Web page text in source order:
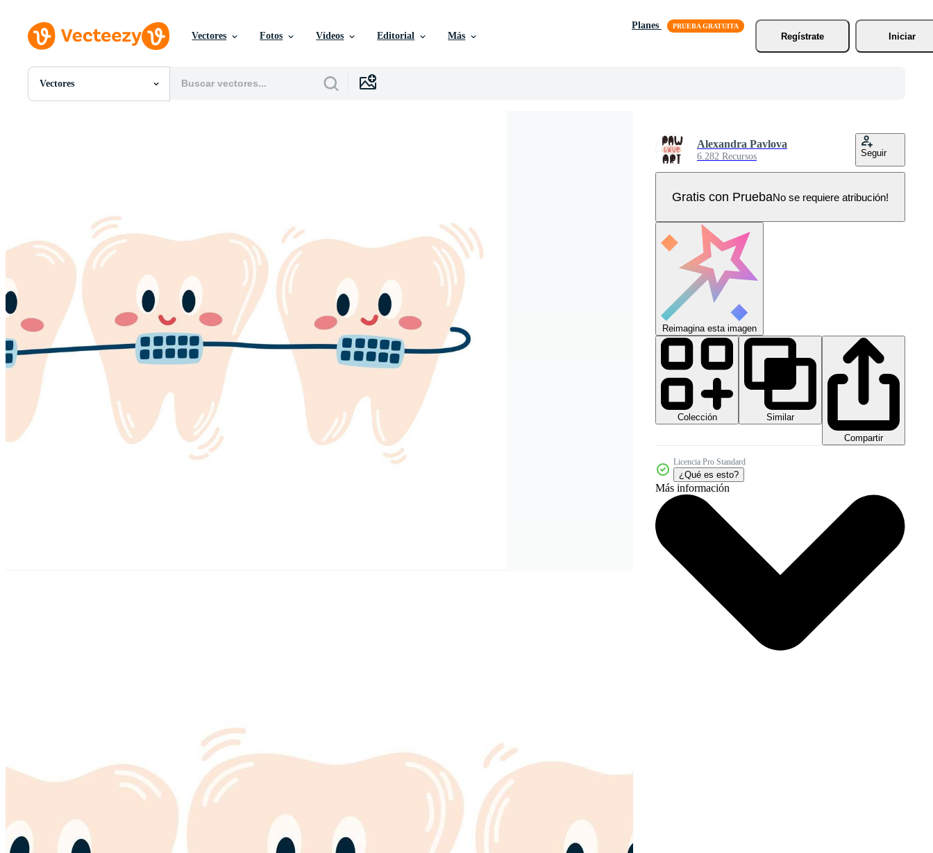
Vectores Fotos Vídeos Editorial Más
Planes
Regístrate
Iniciar
Vectores
Todas Imágenes
Gráficos en Movimiento
Imágenes Editoriales
Eventos Editoriales
Alexandra Pavlova
6.282 Recursos Seguir
Gratis con PruebaNo se requiere atribución!
Reimagina esta imagen
Colección
Similar
Compartir
Licencia Pro Standard
¿Qué es esto?
Más información